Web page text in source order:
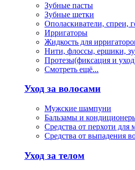
Зубные пасты
Зубные щетки
Ополаскиватели, спреи,
Ирригаторы
Жидкость для
Нити, флосcы, ершики,
Протезы(фиксация и
Смотреть ещё...
Уход за волосами
Мужские шампуни
Бальзамы и
Средства от перхоти для
Средства от выпадения
Уход за телом